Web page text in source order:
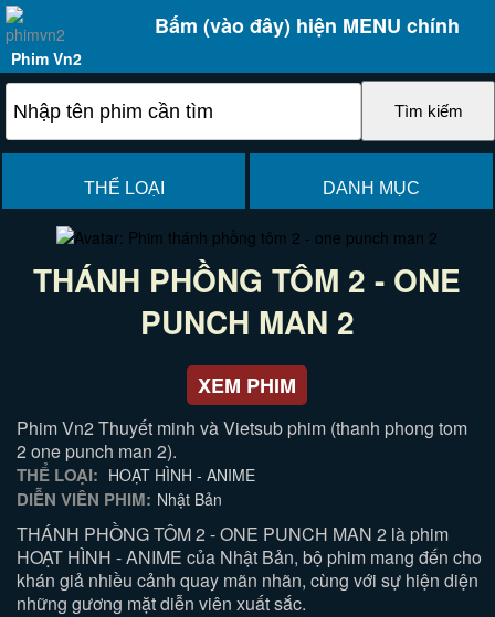
Bấm (vào đây) hiện MENU chính
Phim Vn2
THỂ LOẠI DANH MỤC
THÁNH PHỒNG TÔM 2 - ONE
PUNCH MAN 2
XEM PHIM
Phim Vn2 Thuyết minh và Vietsub phim (thanh phong tom
2 one punch man 2).
THỂ LOẠI: HOẠT HÌNH - ANIME
DIỄN VIÊN PHIM: Nhật Bản
THÁNH PHỒNG TÔM 2 - ONE PUNCH MAN 2 là phim
HOẠT HÌNH - ANIME của Nhật Bản, bộ phim mang đến cho
khán giả nhiều cảnh quay mãn nhãn, cùng với sự hiện diện
những gương mặt diễn viên xuất sắc.